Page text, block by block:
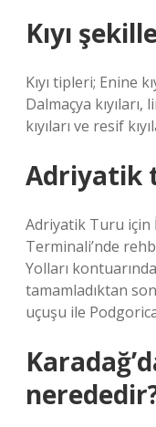
Kıyı
Kıyı tipleri; Enine
Dalmaçya kıyıları,
kıyıları ve resif
Adriyatik
Adriyatik Turu için
Terminali’nde
Yolları
tamamladıktan
uçuşu ile